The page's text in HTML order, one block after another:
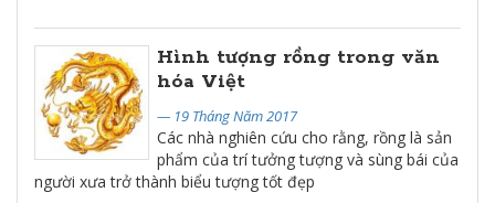
Hình tượng rồng trong văn
hóa Việt
— 19 Tháng Năm 2017
Các nhà nghiên cứu cho rằng, rồng là sản
phẩm của trí tưởng tượng và sùng bái của
người xưa trở thành biểu tượng tốt đẹp